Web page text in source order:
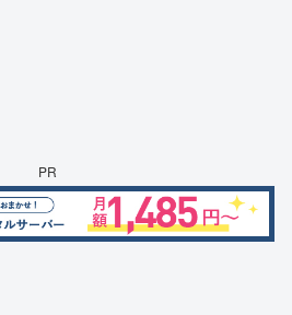
PR